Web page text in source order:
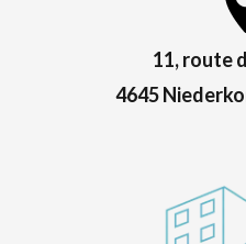
11, route
4645